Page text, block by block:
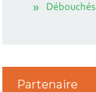
Débouchés
Partenaire